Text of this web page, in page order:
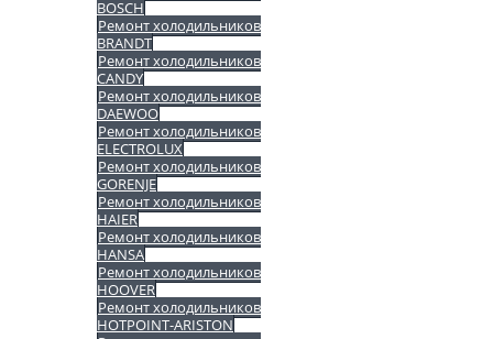
BOSCH
Ремонт холодильников
BRANDT
Ремонт холодильников
CANDY
Ремонт холодильников
DAEWOO
Ремонт холодильников
ELECTROLUX
Ремонт холодильников
GORENJE
Ремонт холодильников
HAIER
Ремонт холодильников
HANSA
Ремонт холодильников
HOOVER
Ремонт холодильников
HOTPOINT-ARISTON